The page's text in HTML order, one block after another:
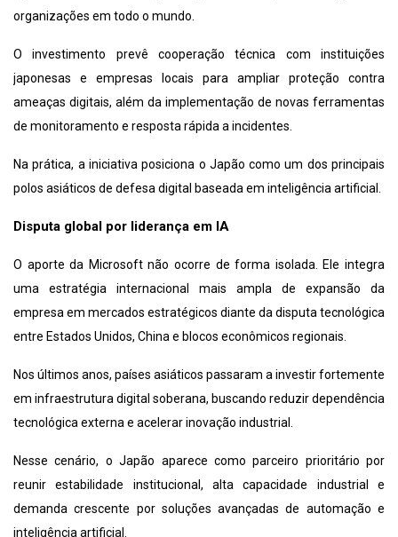
organizações em todo o mundo.
O investimento prevê cooperação técnica com instituições
japonesas e empresas locais para ampliar proteção contra
ameaças digitais, além da implementação de novas ferramentas
de monitoramento e resposta rápida a incidentes.
Na prática, a iniciativa posiciona o Japão como um dos principais
polos asiáticos de defesa digital baseada em inteligência artificial.
Disputa global por liderança em IA
O aporte da Microsoft não ocorre de forma isolada. Ele integra
uma estratégia internacional mais ampla de expansão da
empresa em mercados estratégicos diante da disputa tecnológica
entre Estados Unidos, China e blocos econômicos regionais.
Nos últimos anos, países asiáticos passaram a investir fortemente
em infraestrutura digital soberana, buscando reduzir dependência
tecnológica externa e acelerar inovação industrial.
Nesse cenário, o Japão aparece como parceiro prioritário por
reunir estabilidade institucional, alta capacidade industrial e
demanda crescente por soluções avançadas de automação e
inteligência artificial.